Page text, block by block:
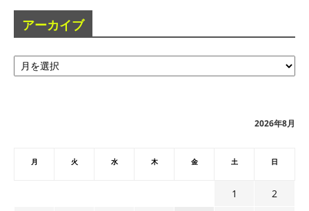
アーカイブ
ア
ー
2026年8月
月 火 水 木 金 土 日
1
2